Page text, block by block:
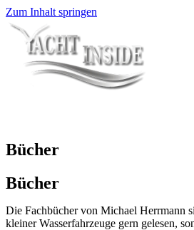
Zum Inhalt springen
Bücher
Bücher
Die Fachbücher von Michael Herrmann
kleiner Wasserfahrzeuge gern gelesen,